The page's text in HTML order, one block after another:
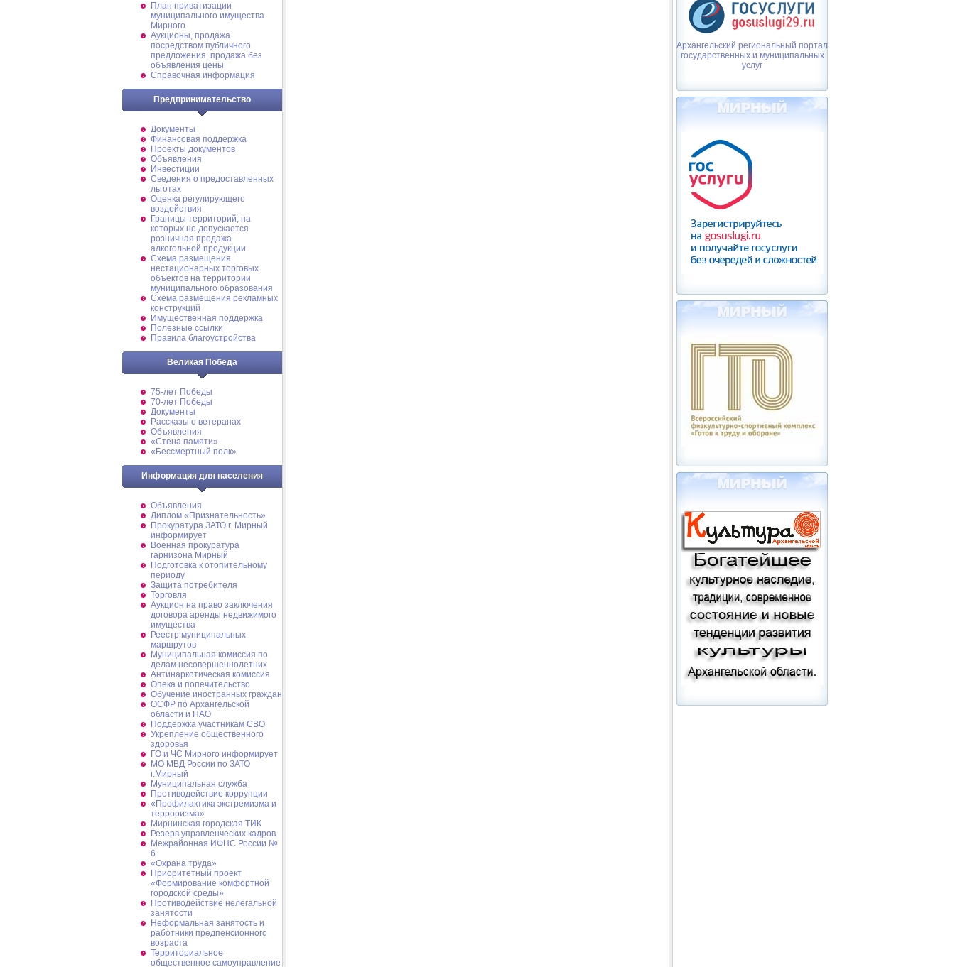
План приватизации
муниципального имущества
Мирного
Аукционы, продажа
посредством публичного
предложения, продажа без
объявления цены
Справочная информация
Предпринимательство
Документы
Финансовая поддержка
Проекты документов
Объявления
Инвестиции
Сведения о предоставленных
льготах
Оценка регулирующего
воздействия
Границы территорий, на
которых не допускается
розничная продажа
алкогольной продукции
Схема размещения
нестационарных торговых
объектов на территории
муниципального образования
Схема размещения рекламных
конструкций
Имущественная поддержка
Полезные ссылки
Правила благоустройства
Великая Победа
75-лет Победы
70-лет Победы
Документы
Рассказы о ветеранах
Объявления
«Стена памяти»
«Бессмертный полк»
Информация для населения
Объявления
Диплом «Признательность»
Прокуратура ЗАТО г. Мирный
информирует
Военная прокуратура
гарнизона Мирный
Подготовка к отопительному
периоду
Защита потребителя
Торговля
Аукцион на право заключения
договора аренды недвижимого
имущества
Реестр муниципальных
маршрутов
Муниципальная комиссия по
делам несовершеннолетних
Антинаркотическая комиссия
Опека и попечительство
Обучение иностранных граждан
ОСФР по Архангельской
области и НАО
Поддержка участникам СВО
Укрепление общественного
здоровья
ГО и ЧС Мирного информирует
МО МВД России по ЗАТО
г.Мирный
Муниципальная cлужба
Противодействие коррупции
«Профилактика экстремизма и
терроризма»
Мирнинская городская ТИК
Резерв управленческих кадров
Межрайонная ИФНС России №
6
«Охрана труда»
Приоритетный проект
«Формирование комфортной
городской среды»
Противодействие нелегальной
занятости
Неформальная занятость и
работники предпенсионного
возраста
Территориальное
общественное самоуправление
Архангельский региональный портал
государственных и муниципальных
услуг